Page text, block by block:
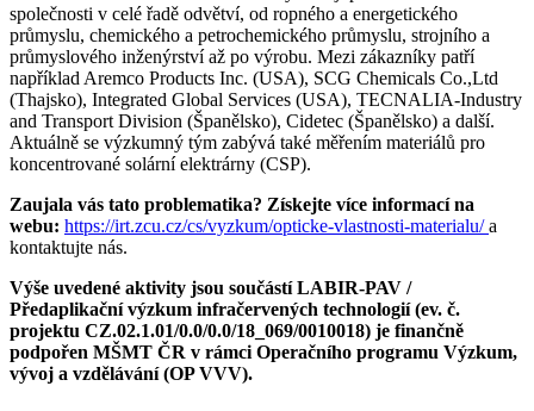
společnosti v celé řadě odvětví, od ropného a energetického
průmyslu, chemického a petrochemického průmyslu, strojního a
průmyslového inženýrství až po výrobu. Mezi zákazníky patří
například Aremco Products Inc. (USA), SCG Chemicals Co.,Ltd
(Thajsko), Integrated Global Services (USA), TECNALIA-Industry
and Transport Division (Španělsko), Cidetec (Španělsko) a další.
Aktuálně se výzkumný tým zabývá také měřením materiálů pro
koncentrované solární elektrárny (CSP).
Zaujala vás tato problematika? Získejte více informací na
webu: https://irt.zcu.cz/cs/vyzkum/opticke-vlastnosti-materialu/a
kontaktujte nás.
Výše uvedené aktivity jsou součástí LABIR-PAV /
Předaplikační výzkum infračervených technologií (ev. č.
projektu CZ.02.1.01/0.0/0.0/18_069/0010018) je finančně
podpořen MŠMT ČR v rámci Operačního programu Výzkum,
vývoj a vzdělávání (OP VVV).